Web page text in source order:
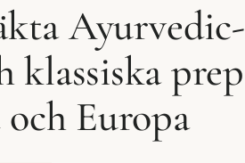
klassiska
Europa